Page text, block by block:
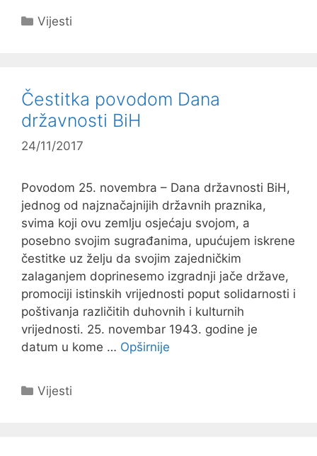
Kategorije
Vijesti
Čestitka povodom Dana
državnosti BiH
24/11/2017
Povodom 25. novembra – Dana državnosti BiH,
jednog od najznačajnijih državnih praznika,
svima koji ovu zemlju osjećaju svojom, a
posebno svojim sugrađanima, upućujem iskrene
čestitke uz želju da svojim zajedničkim
zalaganjem doprinesemo izgradnji jače države,
promociji istinskih vrijednosti poput solidarnosti i
poštivanja različitih duhovnih i kulturnih
vrijednosti. 25. novembar 1943. godine je
datum u kome … Opširnije
Kategorije
Vijesti